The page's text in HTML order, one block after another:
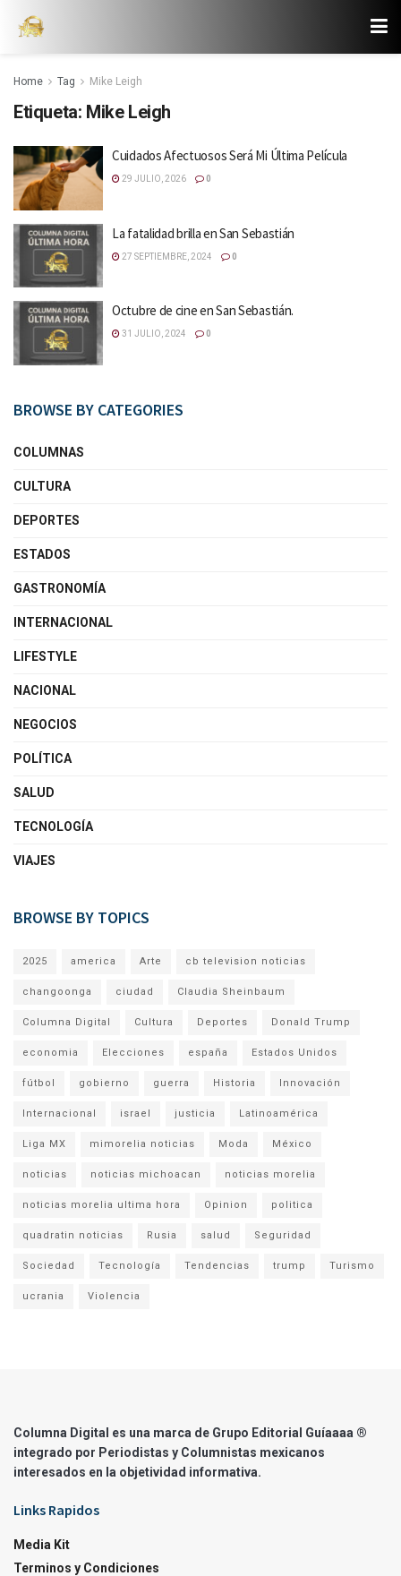
Home Tag Mike Leigh
Etiqueta: Mike Leigh
Cuidados Afectuosos Será Mi Última Película
29 JULIO, 2026 0
La fatalidad brilla en San Sebastián
27 SEPTIEMBRE, 2024 0
Octubre de cine en San Sebastián.
31 JULIO, 2024 0
BROWSE BY CATEGORIES
COLUMNAS
CULTURA
DEPORTES
ESTADOS
GASTRONOMÍA
INTERNACIONAL
LIFESTYLE
NACIONAL
NEGOCIOS
POLÍTICA
SALUD
TECNOLOGÍA
VIAJES
BROWSE BY TOPICS
2025 america Arte cb television noticias
changoonga ciudad Claudia Sheinbaum
Columna Digital Cultura Deportes Donald Trump
economia Elecciones españa Estados Unidos
fútbol gobierno guerra Historia Innovación
Internacional israel justicia Latinoamérica
Liga MX mimorelia noticias Moda México
noticias noticias michoacan noticias morelia
noticias morelia ultima hora Opinion politica
quadratin noticias Rusia salud Seguridad
Sociedad Tecnología Tendencias trump Turismo
ucrania Violencia
Columna Digital es una marca de Grupo Editorial Guíaaaa ®
integrado por Periodistas y Columnistas mexicanos
interesados en la objetividad informativa.
Links Rapidos
Media Kit
Terminos y Condiciones